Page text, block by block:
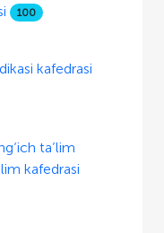
100
kafedrasi
ta’lim
kafedrasi